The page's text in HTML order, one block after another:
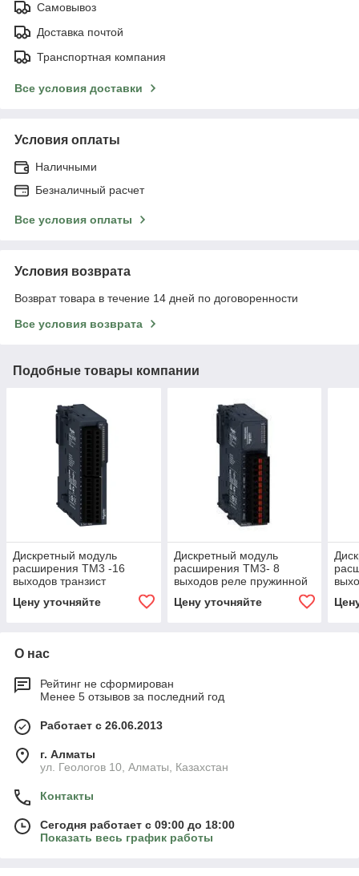
Самовывоз
Доставка почтой
Транспортная компания
Все условия доставки
Условия оплаты
Наличными
Безналичный расчет
Все условия оплаты
Условия возврата
Возврат товара в течение 14 дней по договоренности
Все условия возврата
Подобные товары компании
Дискретный модуль
расширения ТМ3 -16
выходов транзист
Цену уточняйте
Дискретный модуль
расширения ТМ3- 8
выходов реле пружинной
Цену уточняйте
О нас
Рейтинг не сформирован
Менее 5 отзывов за последний год
Работает с 26.06.2013
г. Алматы
ул. Геологов 10, Алматы, Казахстан
Контакты
Сегодня работает с 09:00 до 18:00
Показать весь график работы